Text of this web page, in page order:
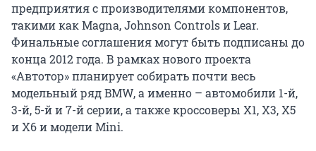
предприятия с производителями компонентов,
такими как Magna, Johnson Controls и Lear.
Финальные соглашения могут быть подписаны до
конца 2012 года. В рамках нового проекта
«Автотор» планирует собирать почти весь
модельный ряд BMW, а именно – автомобили 1-й,
3-й, 5-й и 7-й серии, а также кроссоверы X1, X3, X5
и X6 и модели Mini.